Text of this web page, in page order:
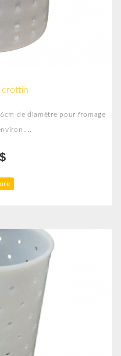
crottin
de diamètre pour fromage